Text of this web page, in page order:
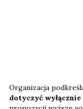
Organizacja
dotyczyć